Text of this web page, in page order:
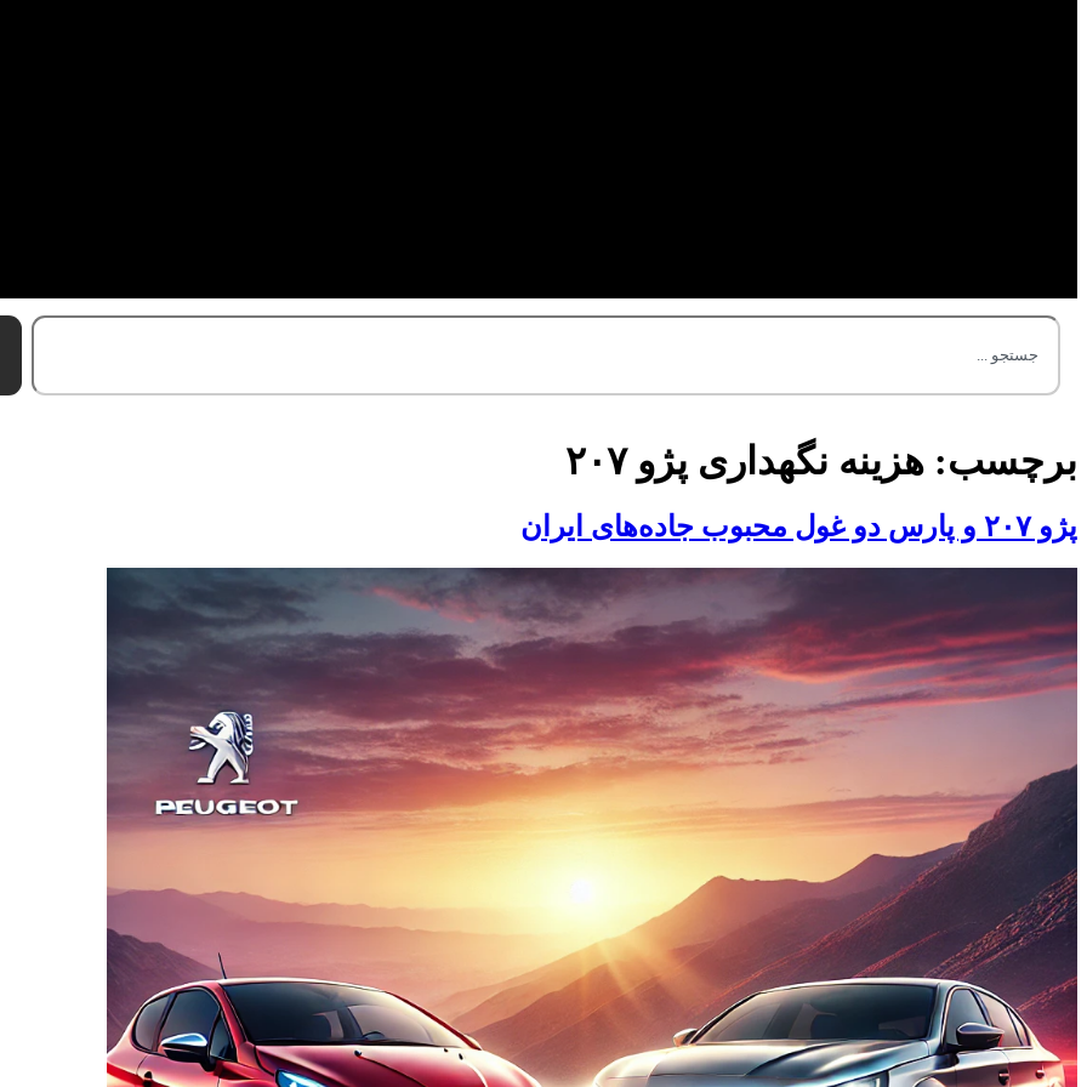
برچسب: هزینه نگهداری پژو ۲۰۷
پژو ۲۰۷ و پارس دو غول محبوب جاده‌های ایران